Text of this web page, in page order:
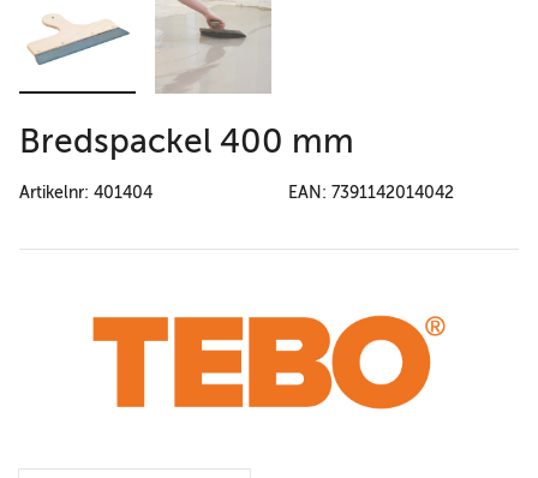
Bredspackel 400 mm
Artikelnr: 401404 EAN: 7391142014042